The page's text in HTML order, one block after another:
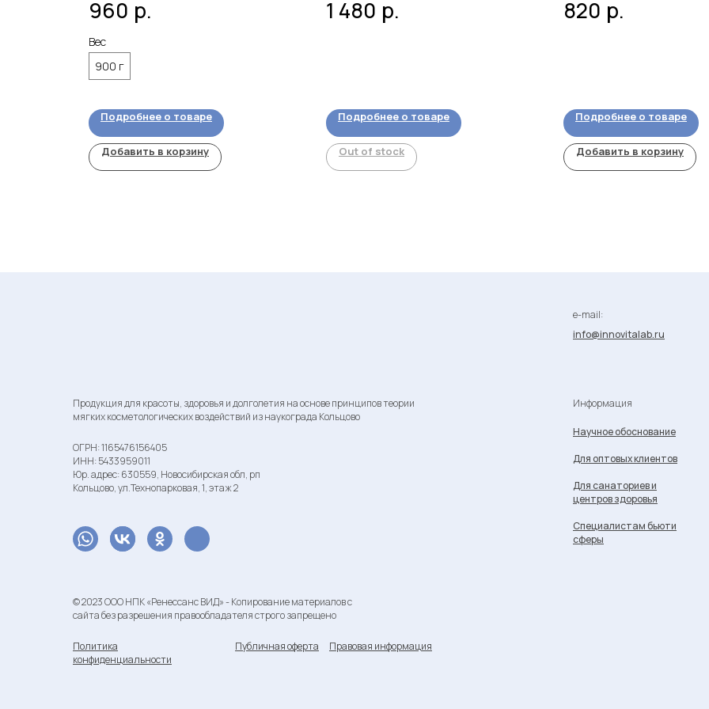
960 р.
Вес
900 г
Подробнее о товаре
Добавить в корзину
1 480 р.
Подробнее о товаре
Out of stock
820 р.
Подробнее о товаре
Добавить в корзину
Продукция для красоты, здоровья и долголетия на основе принципов теории
мягких косметологических воздействий из наукограда Кольцово
Политика
конфиденциальности
Правовая информация
Публичная оферта
e-mail:
Информация
info@innovitalab.ru
Научное обоснование
Для оптовых клиентов
Для санаториев и
центров здоровья
Специалистам бьюти
сферы
ОГРН: 1165476156405
ИНН: 5433959011
Юр. адрес: 630559, Новосибирская обл, рп
Кольцово, ул.Технопарковая, 1, этаж 2
© 2023 ООО НПК «Ренессанс ВИД» - Копирование материалов с
сайта без разрешения правообладателя строго запрещено